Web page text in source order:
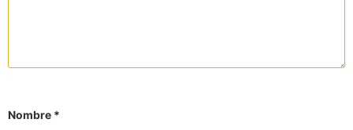
Nombre *